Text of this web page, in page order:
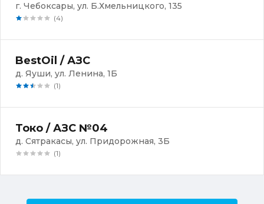
г. Чебоксары, ул. Б.Хмельницкого, 135
(4)
BestOil / АЗС
д. Яуши, ул. Ленина, 1Б
(1)
Токо / АЗС №04
д. Сятракасы, ул. Придорожная, 3Б
(1)